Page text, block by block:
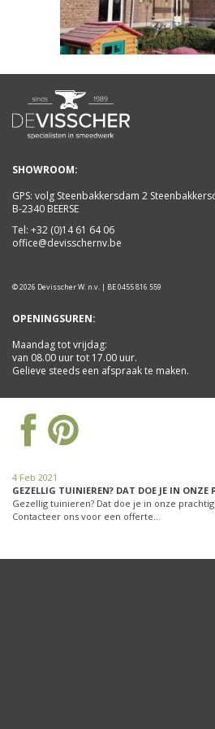
SHOWROOM:
GPS: volg Steenbakkersdam 2
B-2340 BEERSE
Tel: +32 (0)14 61 64 06
office@devisschernv.be
© 2026 Devisscher W. n.v. | BE 0455 816 559
OPENINGSUREN:
Maandag tot vrijdag:
van 08.00 uur tot 17.00 uur.
Gelieve steeds een afspraak te maken.
4 Feb 2021
GEZELLIG TUINIEREN? DAT DOE JE IN ONZE
Gezellig tuinieren? Dat doe je in onze
Contacteer ons voor een offerte…